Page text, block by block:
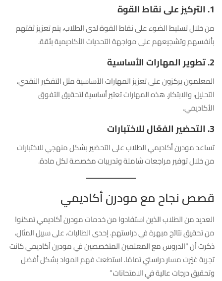
1. التركيز على نقاط القوة
من خلال تسليط الضوء على نقاط القوة لدى الطلاب، يتم تعزيز ثقتهم
بأنفسهم وتشجيعهم على مواجهة التحديات الأكاديمية بثقة.
2. تطوير المهارات الأساسية
المعلمون يركزون على تعزيز المهارات الأساسية مثل التفكير النقدي،
التحليل، والابتكار. هذه المهارات تعتبر أساسية لتحقيق التفوق
الأكاديمي.
3. التحضير الفعّال للاختبارات
تساعد مودرن أكاديمي الطلاب على التحضير بشكل منهجي للاختبارات
من خلال توفير مراجعات شاملة وتدريبات مخصصة لكل مادة.
قصص نجاح مع مودرن أكاديمي
العديد من الطلاب الذين استفادوا من خدمات مودرن أكاديمي تمكنوا
من تحقيق نتائج مبهرة في دراستهم. إحدى الطالبات، على سبيل المثال،
ذكرت أن “الدروس مع المعلمين المتخصصين في مودرن أكاديمي كانت
تجربة غيّرت مسار دراستي تمامًا. استطعت فهم المواد بشكل أفضل
وتحقيق درجات عالية في الامتحانات.”